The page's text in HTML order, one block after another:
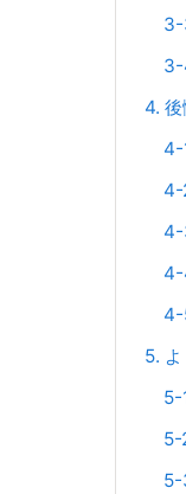
3-
3-
4.
4-
4-
4-
4-
4-
5.
5-
5-
5-